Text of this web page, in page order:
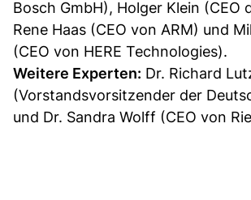
Bosch GmbH), Holger Klein (CEO
Rene Haas (CEO von ARM) und
(CEO von HERE Technologies).
Weitere Experten: Dr. Richard
(Vorstandsvorsitzender der
und Dr. Sandra Wolff (CEO von